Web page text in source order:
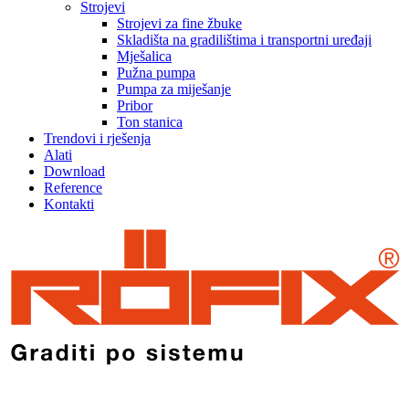
Strojevi
Strojevi za fine žbuke
Skladišta na gradilištima i transportni uređaji
Mješalica
Pužna pumpa
Pumpa za miješanje
Pribor
Ton stanica
Trendovi i rješenja
Alati
Download
Reference
Kontakti